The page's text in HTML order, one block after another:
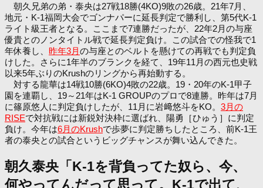
朝久兄弟の弟・泰央は27戦18勝(4KO)9敗の26歳。21年7月、
地元・K-1福岡大会でゴンナパーに延長判定で勝利し、第5代K-1
ライト級王者となる。ここまで7連勝だったが、22年2月の与座
優貴とのノンタイトル戦で延長判定負け。この試合での怪我で1
年休養し、 昨年3月の与座とのベルトを懸けての再戦でも判定負
けした。さらに1年半のブランクを経て、19年11月の西元也史戦
以来5年ぶりのKrushのリングから再始動する。
対する龍華は14戦10勝(6KO)4敗の22歳。19・20年のK-1甲子
園を連覇し、19～21年はK-1 GROUPのプロで8連勝。昨年は7月
に篠原悠人に判定負けしたが、11月に岩﨑悠斗をKO。 3月の
RISEで対抗戦には新鋭対決枠に選ばれ、陽勇［ひゅう］に判定
負け。今年は6月のKrushで歩夢に判定勝ちしたところ、前K-1王
者の泰央との試合というビッグチャンスが舞い込んできた。
朝久泰央「K-1を背負ってた奴ら、今、
何やってんだって思って。K-1で出て、